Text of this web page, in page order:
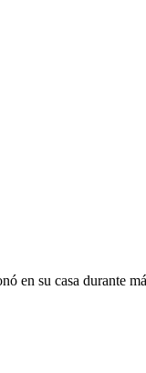
en su casa durante